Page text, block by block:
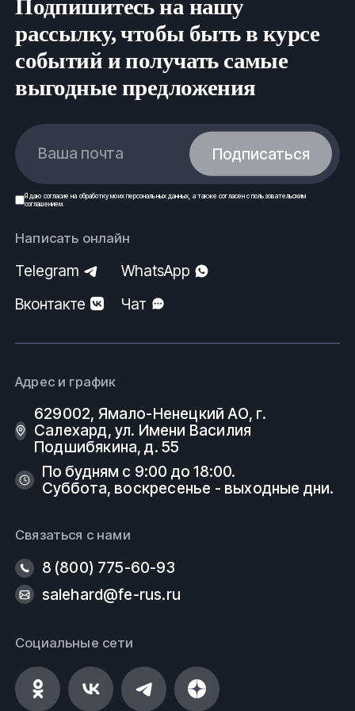
ООО ФеРус, г.Салехард.
Подпишитесь на нашу
рассылку, чтобы быть в курсе
событий и получать самые
выгодные предложения
Ваша почта Подписаться
Я даю согласие на обработку моих персональных данных , а также согласен спользовательским
соглашением.
Написать онлайн
Telegram
WhatsApp
Вконтакте
Чат
Адрес и график
629002, Ямало-Ненецкий АО, г.
Салехард, ул. Имени Василия
Подшибякина, д. 55
По будням с 9:00 до 18:00.
Суббота, воскресенье - выходные дни.
Связаться с нами
8 (800) 775-60-93
salehard@fe-rus.ru
Социальные сети